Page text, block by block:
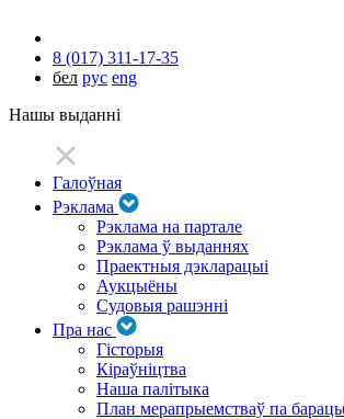
8 (017) 311-17-35
бел рус eng
Нашы выданні
Галоўная
Рэклама
Рэклама на партале
Рэклама ў выданнях
Праектныя дэкларацыі
Аукцыёны
Судовыя рашэнні
Пра нас
Гісторыя
Кіраўніцтва
Наша палітыка
План мерапрыемстваў па